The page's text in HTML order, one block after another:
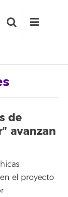
de
avanzan
el proyecto